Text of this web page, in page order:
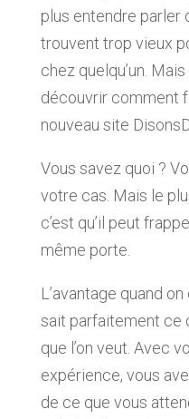
plus entendre parler
trouvent trop vieux
chez quelqu’un.
découvrir comment
nouveau site
Vous savez quoi ?
votre cas. Mais le
c’est qu’il peut
même porte.
L’avantage quand on
sait parfaitement ce
que l’on veut. Avec
expérience, vous
de ce que vous